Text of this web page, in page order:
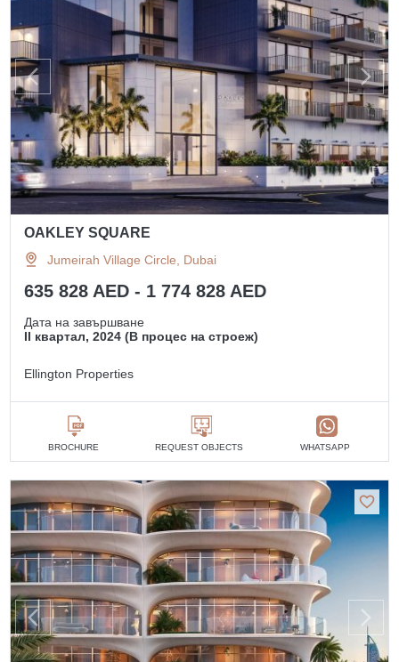
OAKLEY SQUARE
Jumeirah Village Circle, Dubai
635 828 AED - 1 774 828 AED
Дата на завършване
II квартал, 2024 (В процес на строеж)
Ellington Properties
BROCHURE REQUEST OBJECTS WHATSAPP